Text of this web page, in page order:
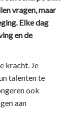
vragen, maar
Elke dag
en de
kracht. Je
talenten te
ook
aan